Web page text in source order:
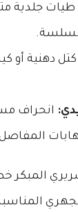
طيات جلدية
كتل دهنية
انحراف
المفاصل